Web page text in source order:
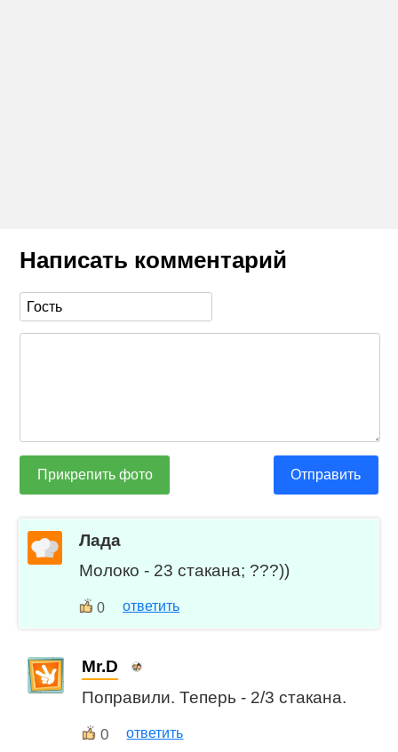
Написать комментарий
Прикрепить фото Отправить
Лада
Молоко - 23 стакана; ???))
0 ответить
Mr.D
Поправили. Теперь - 2/3 стакана.
0 ответить